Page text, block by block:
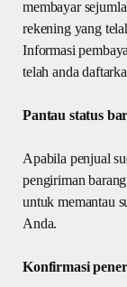
membayar
rekening yang
Informasi
telah anda
Pantau status
Apabila penjual
pengiriman
untuk memantau
Anda.
Konfirmasi